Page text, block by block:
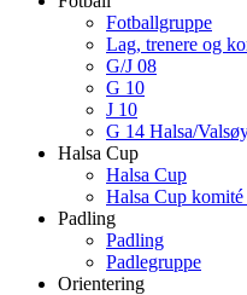
Fotballgruppe
Lag, trenere og
G/J 08
G 10
J 10
G 14 Halsa/
Halsa Cup
Halsa Cup
Halsa Cup
Padling
Padling
Padlegruppe
Orientering